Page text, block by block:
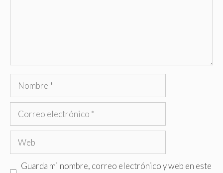
Nombre
Correo
Web
Guarda mi nombre, correo electrónico y web en este